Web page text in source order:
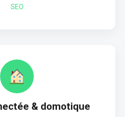
SEO
& domotique